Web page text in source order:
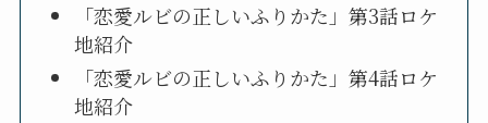
「恋愛ルビの正しいふりかた」第3話ロケ
地紹介
「恋愛ルビの正しいふりかた」第4話ロケ
地紹介